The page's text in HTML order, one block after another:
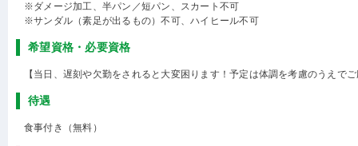
※ダメージ加工、半パン／短パン、スカート不可
※サンダル（素足が出るもの）不可、ハイヒール不可
希望資格・必要資格
【当日、遅刻や欠勤をされると大変困ります！予定は体調を考慮のうえで
待遇
食事付き（無料）